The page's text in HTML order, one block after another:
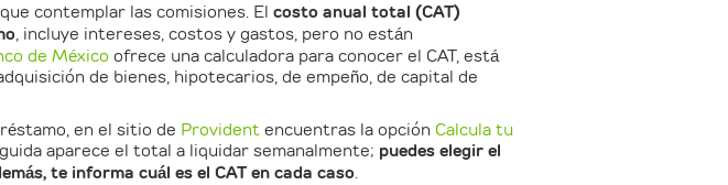
contemplar las comisiones. El costo anual total (CAT)
, incluye intereses, costos y gastos, pero no están
de México ofrece una calculadora para conocer el CAT, está
de bienes, hipotecarios, de empeño, de capital de
en el sitio de Provident encuentras la opción Calcula tu
aparece el total a liquidar semanalmente; puedes elegir el
te informa cuál es el CAT en cada caso.